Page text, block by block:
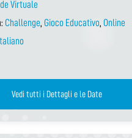
Virtuale
Challenge, Gioco Educativo, Online
Vedi tutti i Dettagli e le Date